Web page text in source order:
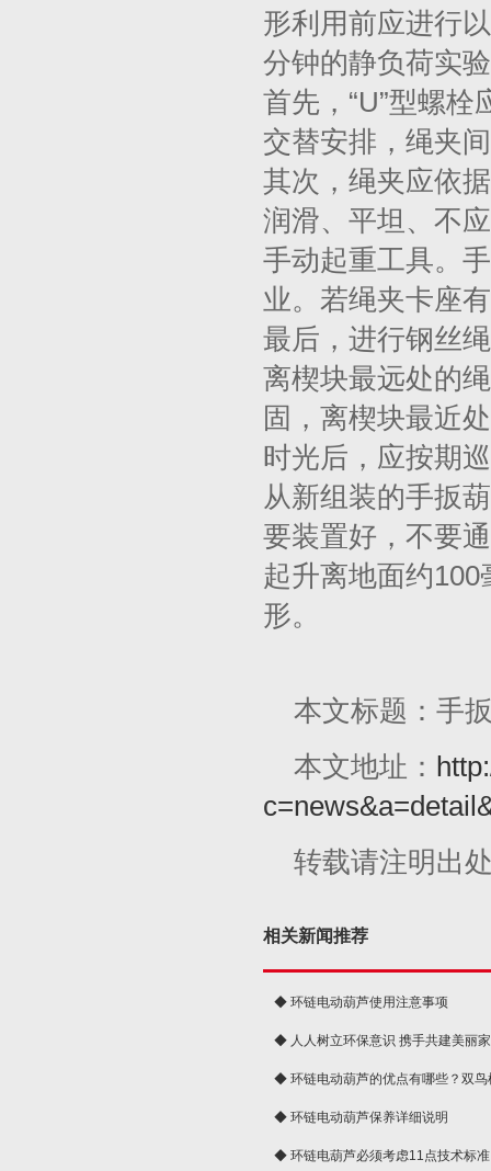
形利用前应进行
分钟的静负荷实
首先，“U”型螺
交替安排，绳夹
其次，绳夹应依
润滑、平坦、不
手动起重工具。
业。若绳夹卡座
最后，进行钢丝
离楔块最远处的
固，离楔块最近
时光后，应按期
从新组装的手扳
要装置好，不要
起升离地面约
形。
本文标题：手
本文地址：
转载请注明出
相关新闻推荐
◆ 环链电动葫芦使用注意事项
◆ 人人树立环保意识 携手共建美丽
球◆ 环链电动葫芦的优点有哪些？双鸟
◆ 环链电动葫芦保养详细说明
◆ 环链电葫芦必须考虑11点技术标准